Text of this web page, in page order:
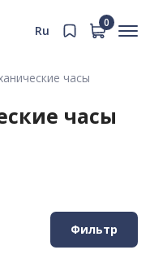
Ru
0
часы
часы
Фильтр